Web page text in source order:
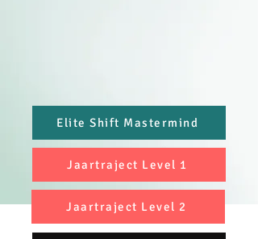
Elite Shift Mastermind
Jaartraject Level 1
Jaartraject Level 2